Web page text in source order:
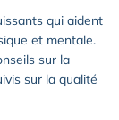
qui aident
et mentale.
sur la
sur la qualité